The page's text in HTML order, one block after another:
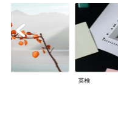
英検